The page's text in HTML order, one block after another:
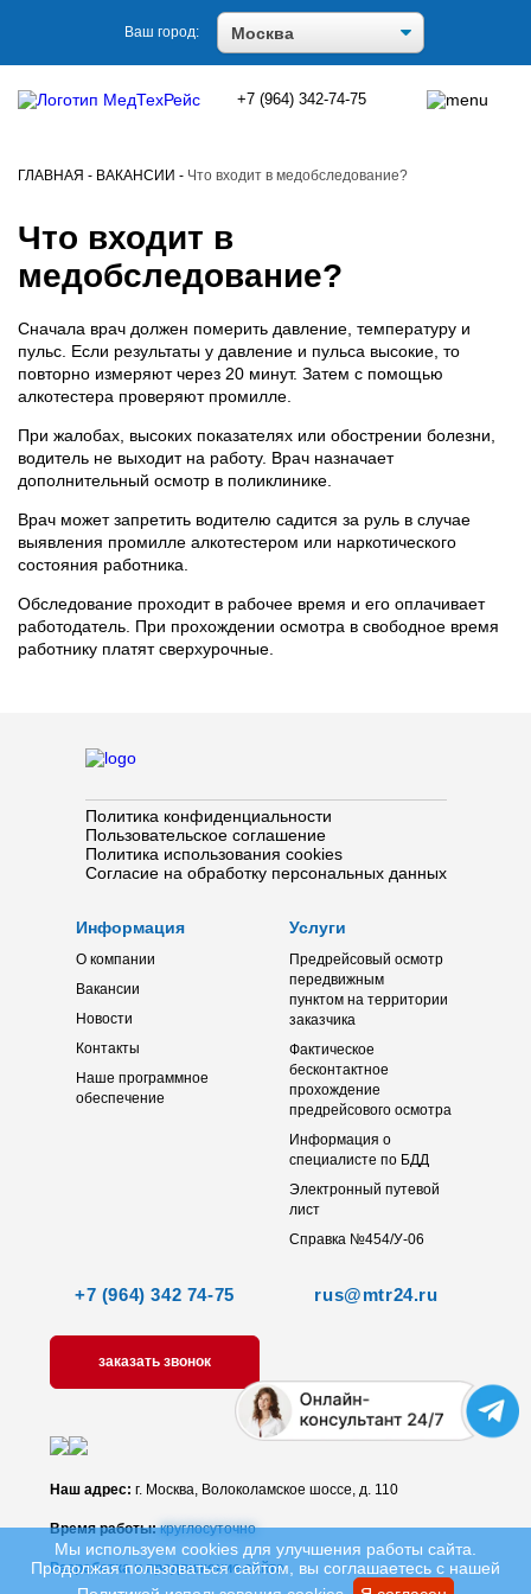
Ваш город:
+7 (964) 342-74-75
ГЛАВНАЯ - ВАКАНСИИ - Что входит в медобследование?
Что входит в
медобследование?
Сначала врач должен померить давление, температуру и
пульс. Если результаты у давление и пульса высокие, то
повторно измеряют через 20 минут. Затем с помощью
алкотестера проверяют промилле.
При жалобах, высоких показателях или обострении болезни,
водитель не выходит на работу. Врач назначает
дополнительный осмотр в поликлинике.
Врач может запретить водителю садится за руль в случае
выявления промилле алкотестером или наркотического
состояния работника.
Обследование проходит в рабочее время и его оплачивает
работодатель. При прохождении осмотра в свободное время
работнику платят сверхурочные.
Политика конфиденциальности
Пользовательское соглашение
Политика использования cookies
Согласие на обработку персональных данных
Информация
О компании
Вакансии
Новости
Контакты
Наше программное
обеспечение
Услуги
Предрейсовый осмотр
передвижным
пунктом на территории
заказчика
Фактическое
бесконтактное
прохождение
предрейсового осмотра
Информация о
специалисте по БДД
Электронный путевой
лист
Справка №454/У-06
+7 (964) 342 74-75 rus@mtr24.ru
заказать звонок
Наш адрес: г. Москва, Волоколамское шоссе, д. 110
Время работы: круглосуточно
Разработка и продвижение сайта
Мы используем cookies для улучшения работы сайта.
Продолжая пользоваться сайтом, вы соглашаетесь с нашей